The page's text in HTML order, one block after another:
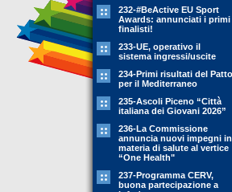
232-#BeActive EU Sport
Awards: annunciati i primi
finalisti!
233-UE, operativo il
sistema ingressi/uscite
234-Primi risultati del Patto
per il Mediterraneo
235-Ascoli Piceno “Città
italiana dei Giovani 2026”
236-La Commissione
annuncia nuovi impegni in
materia di salute al vertice
“One Health"
237-Programma CERV,
buona partecipazione a